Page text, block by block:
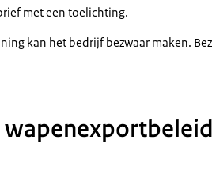
met een toelichting.
kan het bedrijf bezwaar maken.